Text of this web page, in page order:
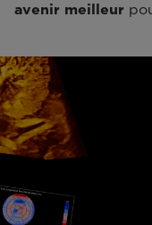
avenir meilleur